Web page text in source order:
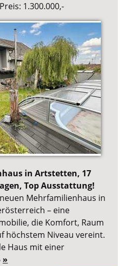
Preis: 1.300.000,-
in Artstetten, 17
Top Ausstattung!
Mehrfamilienhaus in
– eine
die Komfort, Raum
höchstem Niveau vereint.
Haus mit einer
»